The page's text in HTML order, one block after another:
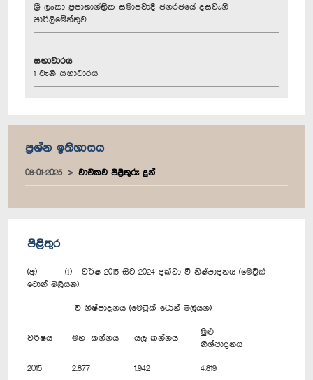
ශ්‍රී ලංකා ප්‍රජාතාන්ත්‍රික සමාජවාදී ජනරජයේ දසවැනි
පාර්ලිමේන්තුව
සභාවාරය
1 වැනි සභාවාරය
ප්‍රශ්න ඉතිහාසය
08-01-2025 වාචිකව පිළිතුරු දුන්
පිළිතුර
(අ) (i) වර්ෂ 2015 සිට 2024 දක්වා වී නිෂ්පාදනය (මෙට්‍රික්
ටොන් මිලියන)
වී නිෂ්පාදනය (මෙට්‍රික් ටොන් මිලියන)
වර්ෂය මහ කන්නය යල කන්නය
මුළු
නිශ්පාදනය
2015 2.877 1.942 4.819